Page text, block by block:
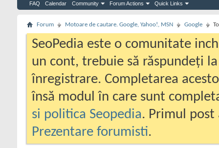
FAQ Calendar Community Forum Actions Quick Links
Forum Motoare de cautare. Google, Yahoo!, MSN Google
SeoPedia este o comunitate
un cont, trebuie să răspundeți
înregistrare. Completarea
însă modul în care sunt
si politica Seopedia. Primul
Prezentare forumisti.